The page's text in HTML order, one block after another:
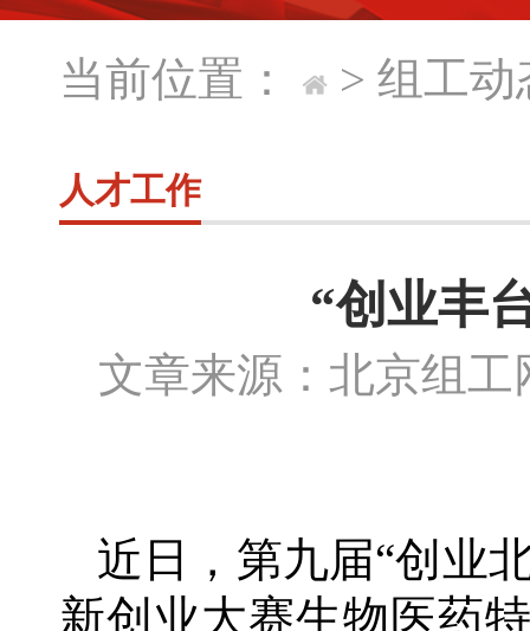
当前位置： > 组工动
人才工作
“创业丰
文章来源：北京
近日，第九届“创业
新创业大赛生物医药